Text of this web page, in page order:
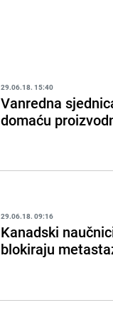
29.06.18. 15:40
Vanredna
domaću
29.06.18. 09:16
Kanadski
blokiraju